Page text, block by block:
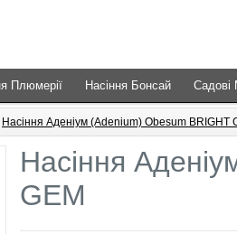
Плюмерії Насіння Бонсай Садові
Насіння Аденіум (Adenium) Obesum BRIGHT
Насіння
GEM